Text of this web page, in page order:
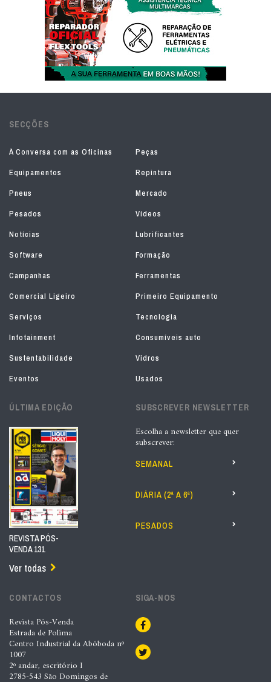
SECÇÕES
À Conversa com as Oficinas
Peças
Equipamentos
Repintura
Pneus
Mercado
Pesados
Vídeos
Notícias
Lubrificantes
Software
Formação
Campanhas
Ferramentas
Comercial Ligeiro
Primeiro Equipamento
Serviços
Tecnologia
Infotainment
Consumíveis auto
Sustentabilidade
Vidros
Eventos
Usados
ÚLTIMA EDIÇÃO
REVISTA PÓS-
VENDA 131
Ver todas
SUBSCREVER NEWSLETTER
Escolha a newsletter que quer
subscrever:
SEMANAL
DIÁRIA (2ª A 6ª)
PESADOS
CONTACTOS
Revista Pós-Venda
Estrada de Polima
Centro Industrial da Abóboda nº
1007
2º andar, escritório I
2785-543 São Domingos de
SIGA-NOS